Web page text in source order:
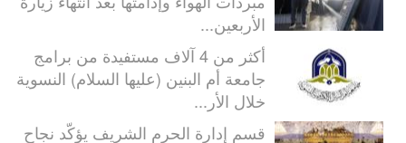
الأربعين...
أكثر من 4 آلاف مستفيدة من برامج
جامعة أم البنين (عليها السلام) النسوية
خلال الأر...
قسم إدارة الحرم الشريف يؤكّد نجاح